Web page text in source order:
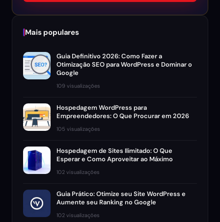
Mais populares
Guia Definitivo 2026: Como Fazer a
Otimização SEO para WordPress e Dominar o
Google
109 visualizações
Hospedagem WordPress para
Empreendedores: O Que Procurar em 2026
105 visualizações
Hospedagem de Sites Ilimitado: O Que
Esperar e Como Aproveitar ao Máximo
102 visualizações
Guia Prático: Otimize seu Site WordPress e
Aumente seu Ranking no Google
102 visualizações